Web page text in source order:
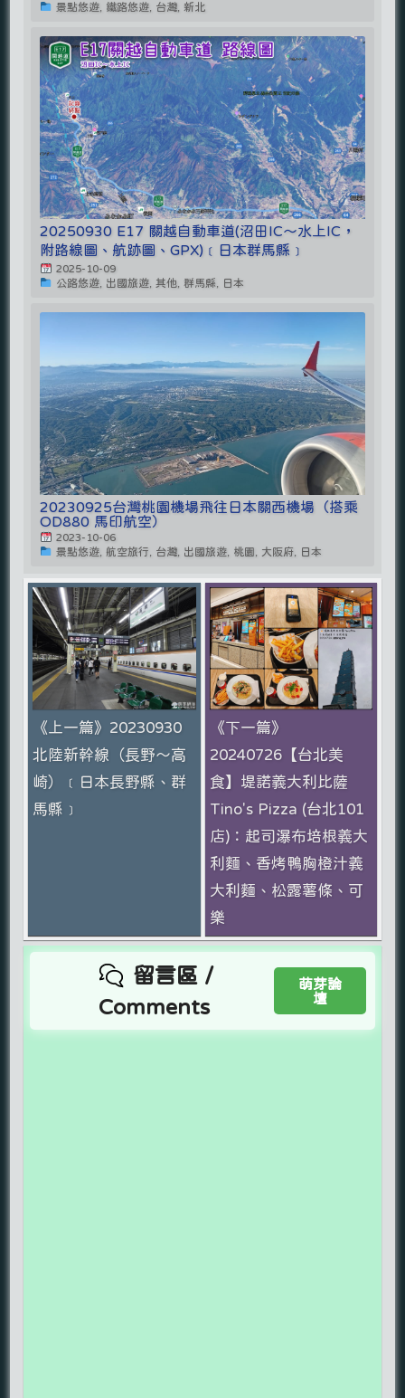
景點悠遊, 鐵路悠遊, 台灣, 新北
20250930 E17 關越自動車道(沼田IC～水上IC，
附路線圖、航跡圖、GPX)﹝日本群馬縣﹞
2025-10-09
公路悠遊, 出國旅遊, 其他, 群馬縣, 日本
20230925台灣桃園機場飛往日本關西機場（搭乘
OD880 馬印航空）
2023-10-06
景點悠遊, 航空旅行, 台灣, 出國旅遊, 桃園, 大阪府, 日本
《上一篇》20230930
北陸新幹線（長野～高
崎）﹝日本長野縣、群
馬縣﹞
《下一篇》
20240726【台北美
食】堤諾義大利比薩
Tino's Pizza (台北101
店)：起司瀑布培根義大
利麵、香烤鴨胸橙汁義
大利麵、松露薯條、可
樂
留言區 /
Comments
萌芽論
壇